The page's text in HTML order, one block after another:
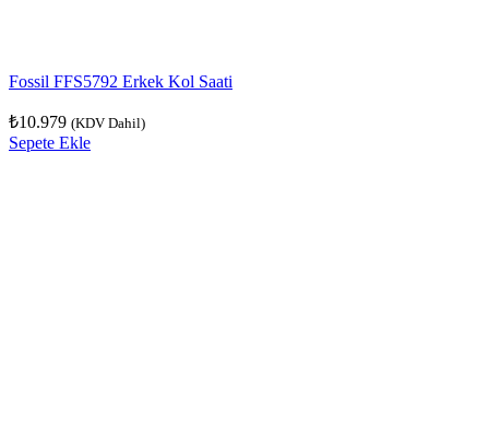
Fossil FFS5792 Erkek Kol Saati
₺10.979 (KDV Dahil)
Sepete Ekle